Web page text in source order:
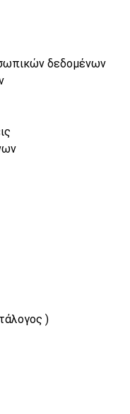
δεδομένων
)